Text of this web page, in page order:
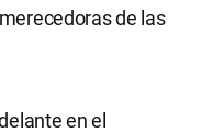
de las
en el